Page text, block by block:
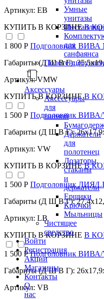
Умные
унитазы
для
санфаянса
Аксессуары
Аксессуары
для
ванной
Держатели
для
полотенец
Дозаторы,
стаканы
и
держатели
Ершики
Крючки
Мыльницы
Чистящее
средство
Войти
Регистрация
Акции
Магазины
Контакты
О
нас
Артикул: EB
КУПИТЬ В КОРЗИНЕ В
1 800 Р Подголовник
Габариты (Д Ш В Г):
Артикул: VMW
КУПИТЬ В КОРЗИНЕ В
1 500 Р Подголовник ВИВА/
Габариты (Д Ш В Г):
Артикул: VW
КУПИТЬ В КОРЗИНЕ В
1 500 Р Подголовник ЛИЯ/
Габариты (Д Ш В Г):
Артикул: LB
КУПИТЬ В КОРЗИНЕ В
1 500 РПодголовник ВИВА/
Габариты (Д Ш В Г):
Артикул: VB